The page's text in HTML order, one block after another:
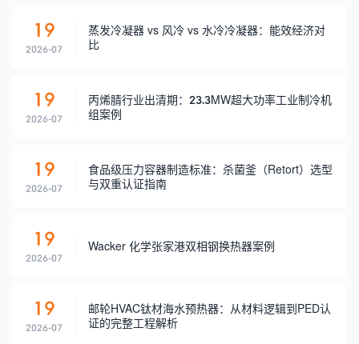
19
2026-07
蒸发冷凝器 vs 风冷 vs 水冷冷凝器：能效经济对
比
19
2026-07
丙烯腈行业出清期：23.3MW超大功率工业制冷机
组案例
19
2026-07
食品级压力容器制造标准：杀菌釜（Retort）选型
与双重认证指南
19
2026-07
Wacker 化学张家港双相钢换热器案例
19
2026-07
邮轮HVAC钛材海水预热器：从材料逻辑到PED认
证的完整工程解析